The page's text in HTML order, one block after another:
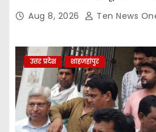
Aug 8, 2026 Ten News
उत्तर प्रदेश शाहजहांपुर